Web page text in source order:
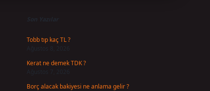
Son Yazılar
Tobb tıp kaç TL ?
Kerat ne demek TDK ?
Borç alacak bakiyesi ne anlama gelir ?